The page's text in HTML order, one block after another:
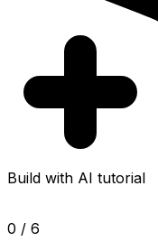
Build with AI tutorial
0 / 6